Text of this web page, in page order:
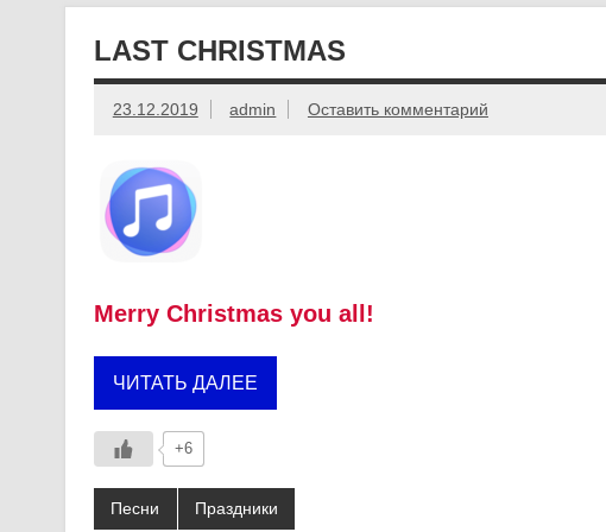
LAST CHRISTMAS
23.12.2019 admin Оставить комментарий
Merry Christmas you all!
ЧИТАТЬ ДАЛЕЕ
+6
Песни Праздники